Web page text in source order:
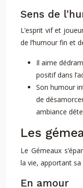
Sens de
L’esprit vif et
de l’humour fin et
Il aime
positif dans
Son humour
de
ambiance
Les
Le Gémeaux
la vie, apportant
En amour